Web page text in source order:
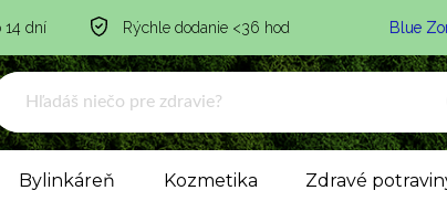
14 dní Rýchle dodanie <36 hod Blue
Bylinkáreň Kozmetika Zdravé